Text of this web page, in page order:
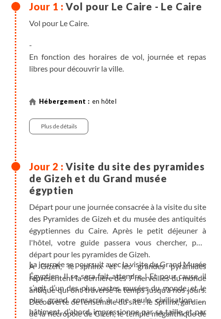
Vol pour Le Caire - Le Caire
Vol pour Le Caire.
-
En fonction des horaires de vol, journée et repas
libres pour découvrir la ville.
en hôtel
Plus de détails
Visite du site des pyramides
de Gizeh et du Grand musée
égyptien
Départ pour une journée consacrée à la visite du site
des Pyramides de Gizeh et du musée des antiquités
égyptiennes du Caire. Après le petit déjeuner à
l'hôtel, votre guide passera vous chercher, puis
départ pour les pyramides de Gizeh.
A Gizeh, le sphinx et les grandes pyramides
représentent la dernière des 7 merveilles du monde
antique qui ont traversé le temps jusqu’à nos jours.
Découverte de l’ensemble du site : le Sphinx, gardien
de la nécropole de Gizeh, le temple mégalithique de
La journée se poursuit avec la visite du Grand Musée
Égyptien. Il se sera fait attendre ! Et pour cause, il
s’agit d’un des plus vastes musées du monde, et le
plus grand consacré à une seule civilisation. Le
bâtiment, d’abord, impressionne par sa taille, et par